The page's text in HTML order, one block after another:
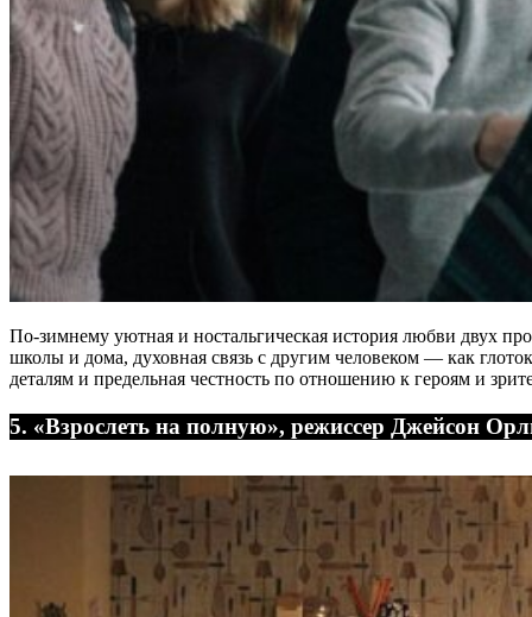
По-зимнему уютная и ностальгическая история любви двух
школы и дома, духовная связь с другим человеком ― как
деталям и предельная честность по отношению к героям и
5. «Взрослеть на полную», режиссер Джейсон